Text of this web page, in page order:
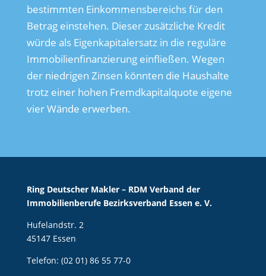
bestimmten Einkommensbereichs für den
Betrag einstehen. Dieser zusätzliche Kredit
würde als Eigenkapitalersatz in die reguläre
Immobilienfinanzierung einfließen. Wegen
der niedrigen Zinsen könnten die Haushalte
trotz einer hohen Fremdkapitalquote eigene
vier Wände erwerben.
Ring Deutscher Makler – RDM Verband der
Immobilienberufe Bezirksverband Essen e. V.
Hufelandstr. 2
45147 Essen
Telefon: (02 01) 86 55 77-0